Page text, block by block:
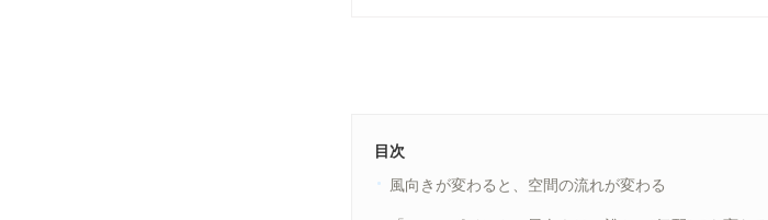
目次
風向きが変わると、空間の流れが変わる